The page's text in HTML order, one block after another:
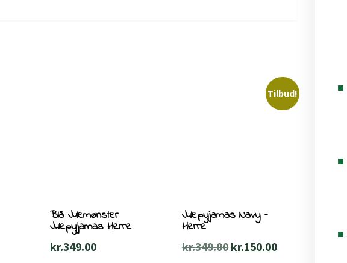
Blå Julemønster
Julepyjamas Herre
kr.349.00
Tilbud!
Julepyjamas Navy –
Herre
kr.349.00 Den
kr.150.00Den